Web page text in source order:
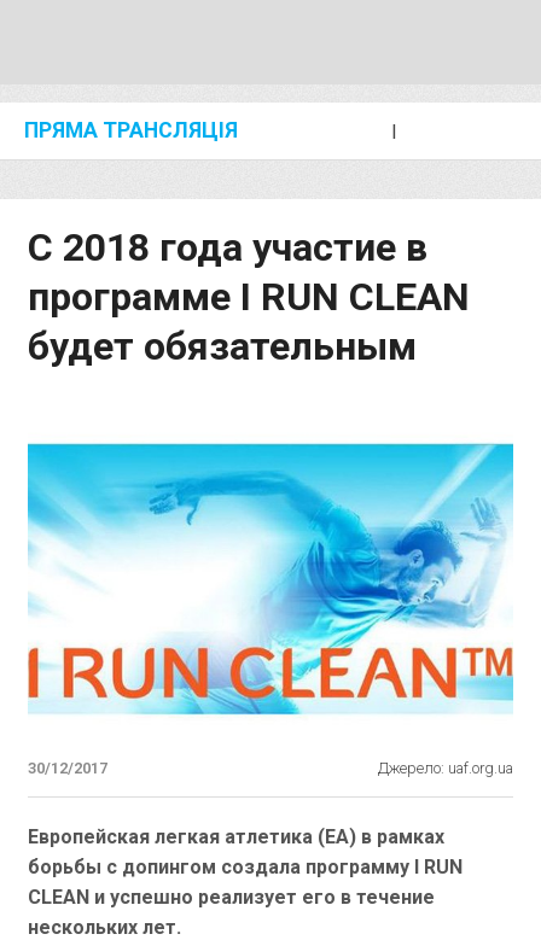
ПРЯМА ТРАНСЛЯЦІЯ I
С 2018 года участие в
программе I RUN CLEAN
будет обязательным
30/12/2017 Джерело: uaf.org.ua
Европейская легкая атлетика (ЕА) в рамках
борьбы с допингом создала программу I RUN
CLEAN и успешно реализует его в течение
нескольких лет.